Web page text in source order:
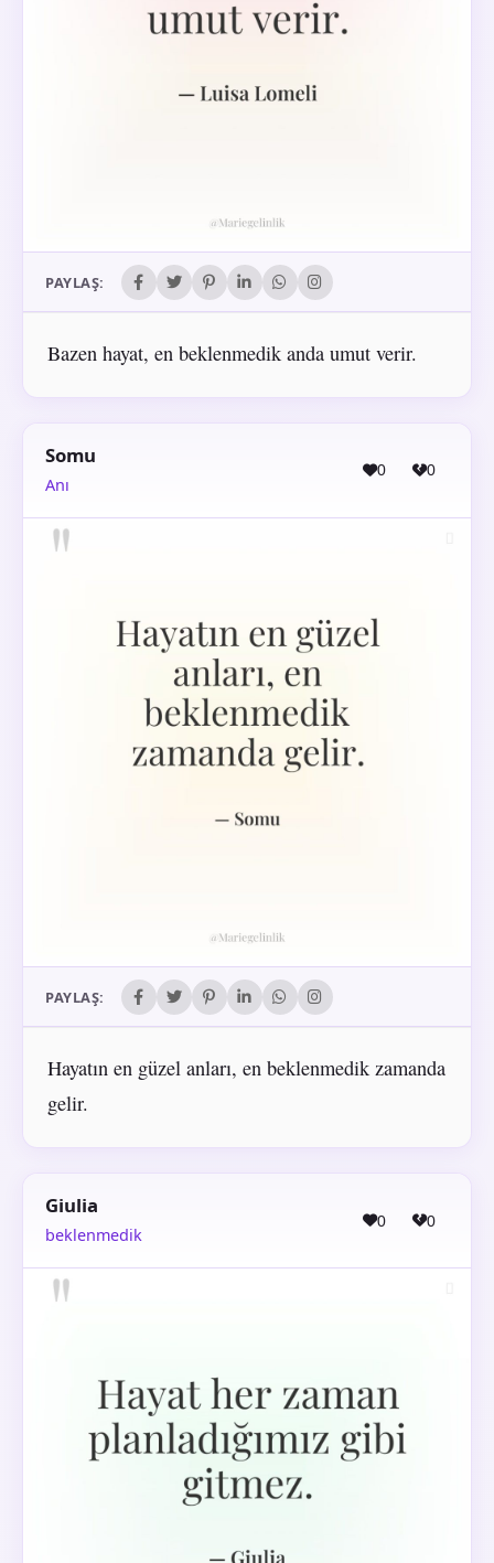
PAYLAŞ:
Bazen hayat, en beklenmedik anda umut verir.
Somu
Anı
0 0
PAYLAŞ:
Hayatın en güzel anları, en beklenmedik zamanda
gelir.
Giulia
beklenmedik
0 0